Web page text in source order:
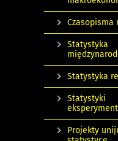
Czasopisma
Statystyka
Statystyka
Statystyki
Projekty